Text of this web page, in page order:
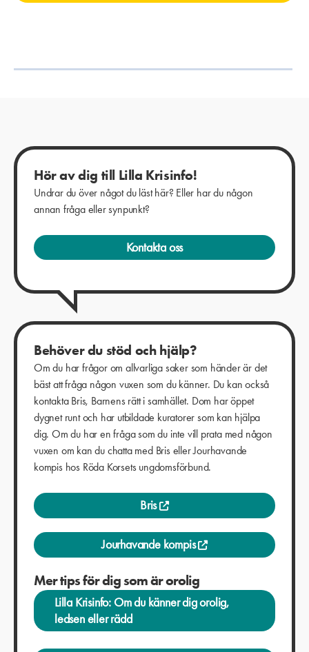
Hör av dig till Lilla Krisinfo!
Undrar du över något du läst här? Eller har du någon
annan fråga eller synpunkt?
Kontakta oss
Behöver du stöd och hjälp?
Om du har frågor om allvarliga saker som händer är det
bäst att fråga någon vuxen som du känner. Du kan också
kontakta Bris, Barnens rätt i samhället. Dom har öppet
dygnet runt och har utbildade kuratorer som kan hjälpa
dig. Om du har en fråga som du inte vill prata med någon
vuxen om kan du chatta med Bris eller Jourhavande
kompis hos Röda Korsets ungdomsförbund.
Bris
Jourhavande kompis
Mer tips för dig som är orolig
Lilla Krisinfo: Om du känner dig orolig,
ledsen eller rädd